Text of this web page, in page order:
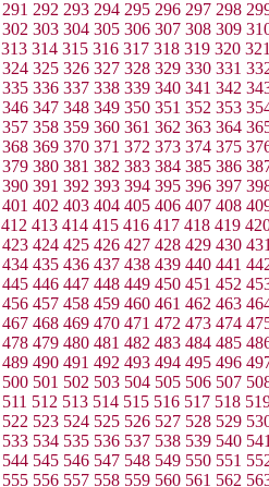
291 292 293 294 295 296 297 298
302 303 304 305 306 307 308 309
313 314 315 316 317 318 319 320
324 325 326 327 328 329 330 331
335 336 337 338 339 340 341 342
346 347 348 349 350 351 352 353
357 358 359 360 361 362 363 364
368 369 370 371 372 373 374 375
379 380 381 382 383 384 385 386
390 391 392 393 394 395 396 397
401 402 403 404 405 406 407 408
412 413 414 415 416 417 418 419
423 424 425 426 427 428 429 430
434 435 436 437 438 439 440 441
445 446 447 448 449 450 451 452
456 457 458 459 460 461 462 463
467 468 469 470 471 472 473 474
478 479 480 481 482 483 484 485
489 490 491 492 493 494 495 496
500 501 502 503 504 505 506 507
511 512 513 514 515 516 517 518
522 523 524 525 526 527 528 529
533 534 535 536 537 538 539 540
544 545 546 547 548 549 550 551
555 556 557 558 559 560 561 562